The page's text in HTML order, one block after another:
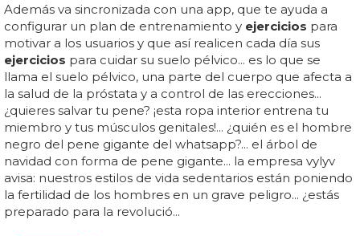
Además va sincronizada con una app, que te ayuda a
configurar un plan de entrenamiento y ejercicios para
motivar a los usuarios y que así realicen cada día sus
ejercicios para cuidar su suelo pélvico... es lo que se
llama el suelo pélvico, una parte del cuerpo que afecta a
la salud de la próstata y a control de las erecciones...
¿quieres salvar tu pene? ¡esta ropa interior entrena tu
miembro y tus músculos genitales!... ¿quién es el hombre
negro del pene gigante del whatsapp?... el árbol de
navidad con forma de pene gigante... la empresa vylyv
avisa: nuestros estilos de vida sedentarios están poniendo
la fertilidad de los hombres en un grave peligro... ¿estás
preparado para la revolució...